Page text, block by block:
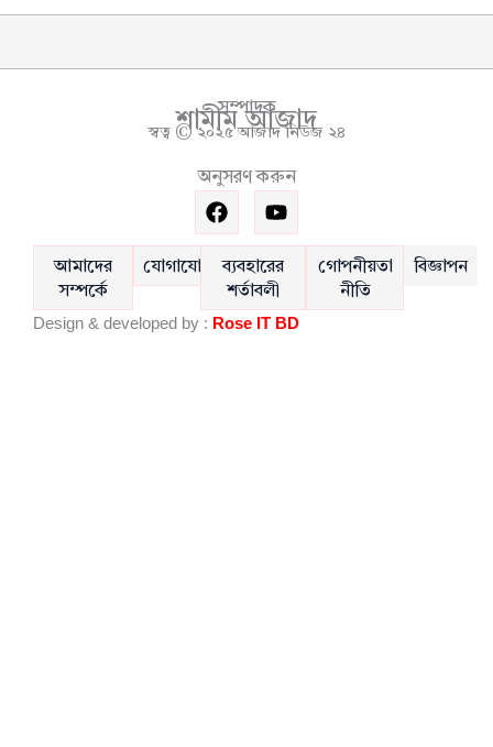
সম্পাদক
শামীম আজাদ
স্বত্ব © ২০২৫ আজাদ নিউজ ২৪
অনুসরণ করুন
F
a
c
e
b
o
o
Y
o
u
t
u
b
e
আমাদের
সম্পর্কে
যোগাযোগ
ব্যবহারের
শর্তাবলী
গোপনীয়তা
নীতি
বিজ্ঞাপন
Design & developed by : Rose IT BD